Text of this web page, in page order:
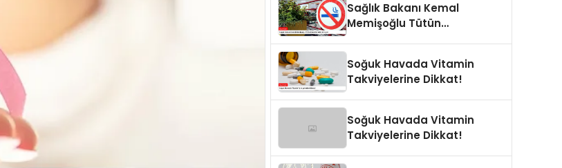
Sağlık Bakanı Kemal
Memişoğlu Tütün
Soğuk Havada Vitamin
Takviyelerine Dikkat!
Soğuk Havada Vitamin
Takviyelerine Dikkat!